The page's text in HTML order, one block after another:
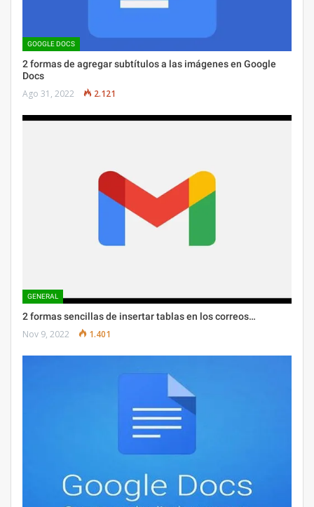
GOOGLE DOCS
2 formas de agregar subtítulos a las imágenes en Google
Docs
Ago 31, 2022 2.121
GENERAL
2 formas sencillas de insertar tablas en los correos…
Nov 9, 2022 1.401